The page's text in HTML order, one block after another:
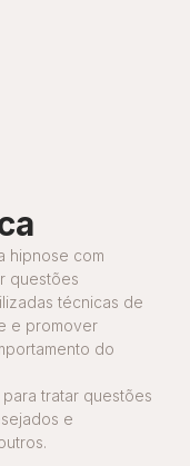
hipnose com
questões
técnicas de
e promover
do
tratar questões
e